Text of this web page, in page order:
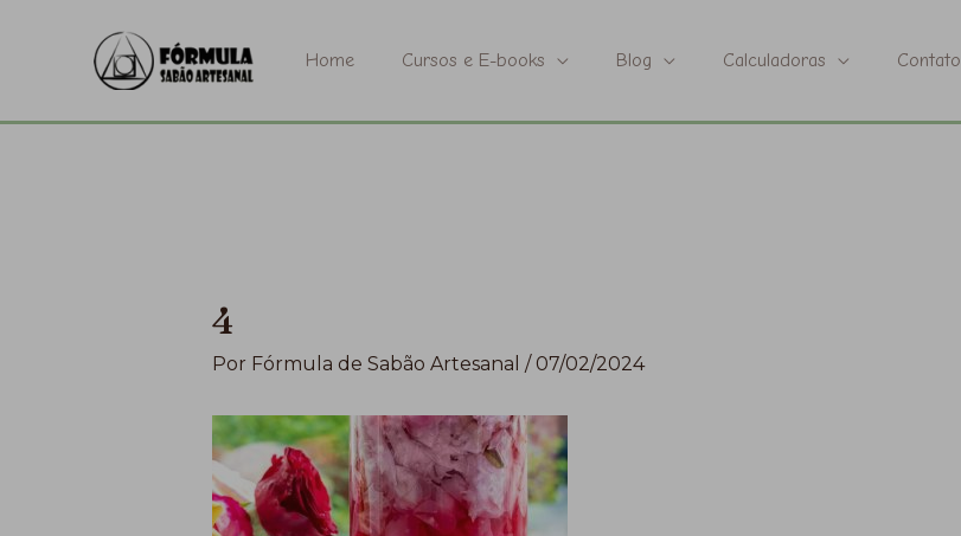
conteúdo
Home Cursos e E-books Blog Calculadoras Contato
4
Por Fórmula de Sabão Artesanal / 07/02/2024